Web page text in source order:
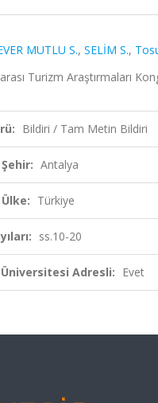
MUTLU S., SELİM S.,
Turizm Araştırmaları
Bildiri / Tam Metin Bildiri
Şehir: Antalya
Ülke: Türkiye
ss.10-20
Adresli: Evet